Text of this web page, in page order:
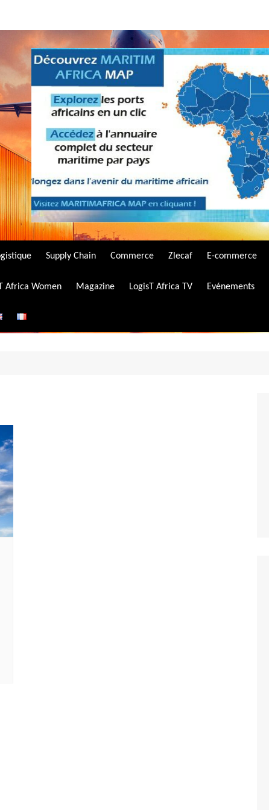
Supply Chain Commerce Zlecaf E-commerce
Africa Women Magazine LogisT Africa TV Evénements